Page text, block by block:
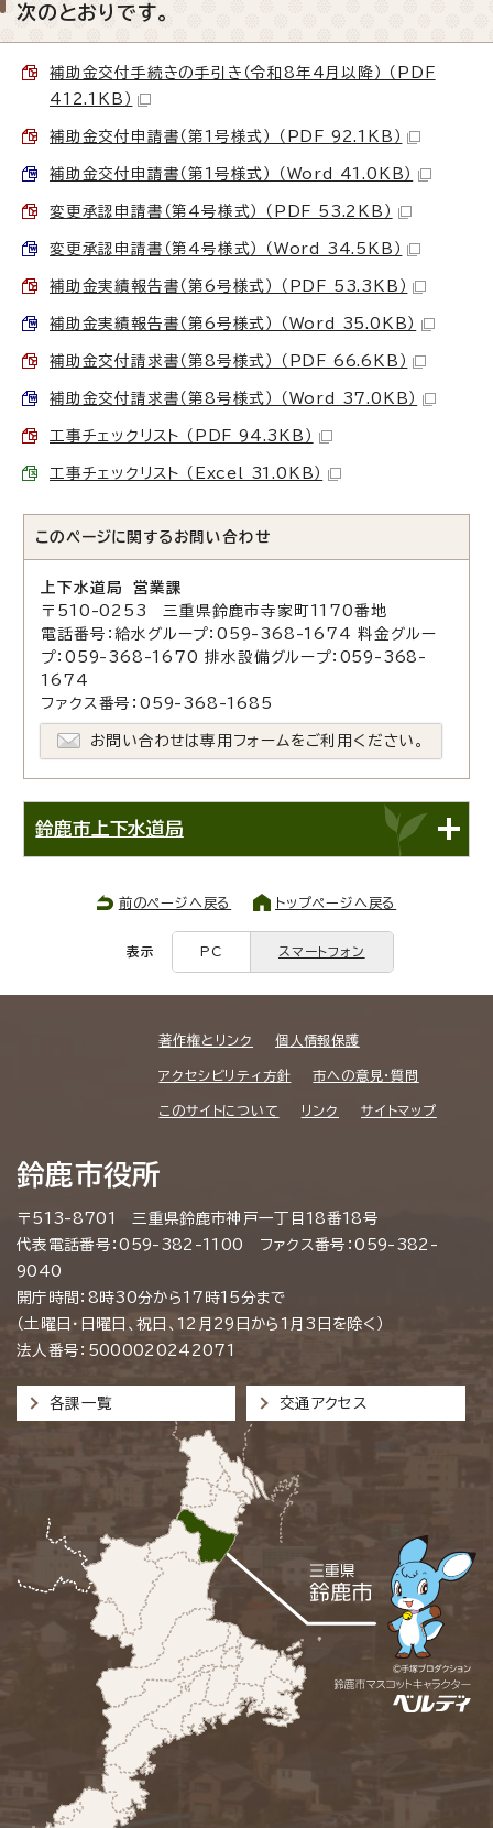
次のとおりです。
補助金交付手続きの手引き（令和8年4月以降） （PDF
412.1KB）
補助金交付申請書（第1号様式） （PDF 92.1KB）
補助金交付申請書（第1号様式） （Word 41.0KB）
変更承認申請書（第4号様式） （PDF 53.2KB）
変更承認申請書（第4号様式） （Word 34.5KB）
補助金実績報告書（第6号様式） （PDF 53.3KB）
補助金実績報告書（第6号様式） （Word 35.0KB）
補助金交付請求書（第8号様式） （PDF 66.6KB）
補助金交付請求書（第8号様式） （Word 37.0KB）
工事チェックリスト （PDF 94.3KB）
工事チェックリスト （Excel 31.0KB）
このページに関する お問い合わせ
上下水道局 営業課
〒510-0253 三重県鈴鹿市寺家町1170番地
電話番号：給水グループ：059-368-1674 料金グルー
プ：059-368-1670 排水設備グループ：059-368-
1674
ファクス番号：059-368-1685
お問い合わせは専用フォームをご利用ください。
鈴鹿市上下水道局
前のページへ戻る トップページへ戻る
表示 PC スマートフォン
著作権とリンク 個人情報保護
アクセシビリティ方針 市への意見・質問
このサイトについて リンク サイトマップ
鈴鹿市役所
〒513-8701 三重県鈴鹿市神戸一丁目18番18号
代表電話番号：059-382-1100 ファクス番号：059-382-
9040
開庁時間：8時30分から17時15分まで
（土曜日・日曜日、祝日、12月29日から1月3日を除く）
法人番号：5000020242071
各課一覧 交通アクセス